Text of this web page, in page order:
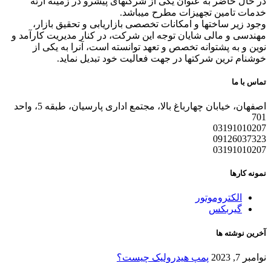
خدمات تامین تجهیزات مطرح میباشد.
وجود زیر ساختها و امکانات تخصصی بازاریابی و تحقیق بازار،
مهندسی و مالی شایان توجه این شرکت، در کنار مدیریت کارآمد و
نوین و به پشتوانه تخصص و تعهد توانسته است، آنرا به یکی از
خوشنام ترین شرکتها در جهت فعالیت خود تبدیل نماید.
تماس با ما
اصفهان، خیابان چهارباغ بالا، مجتمع اداری پارسیان، طبقه 5، واحد
701
03191010207
09126037323
03191010207
نمونه کارها
الکتروموتور
گیربکس
آخرین نوشته ها
نوامبر 7, 2023 پمپ هیدرولیک چیست؟